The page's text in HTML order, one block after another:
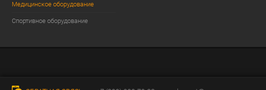
Медицинское оборудование
Спортивное оборудование